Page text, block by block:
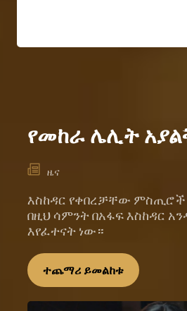
የመከራ ሌሊት
ዜና
እስከዳር የቀበረቻቸው
በዚህ ሳምንት በአፋፍ እስከዳር
እየፈተናት ነው።
ተጨማሪ ይመልከቱ